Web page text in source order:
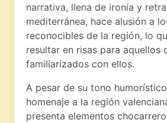
narrativa, llena de ironía y
mediterránea, hace alusión a
reconocibles de la región, lo
resultar en risas para aquellos
familiarizados con ellos.
A pesar de su tono
homenaje a la región
presenta elementos